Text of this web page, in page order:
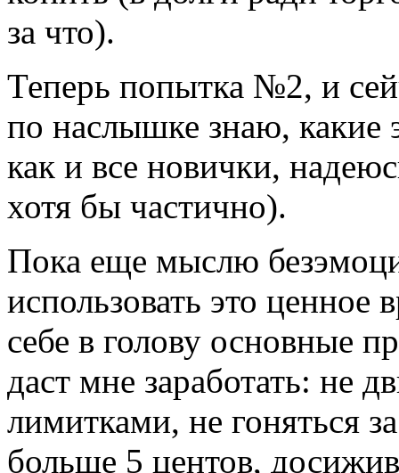
за что).
Теперь попытка №2, и
по наслышке знаю, какие
как и все новички,
хотя бы частично).
Пока еще мыслю
использовать это ценное
себе в голову основные
даст мне заработать: не
лимитками, не гоняться
больше 5 центов,